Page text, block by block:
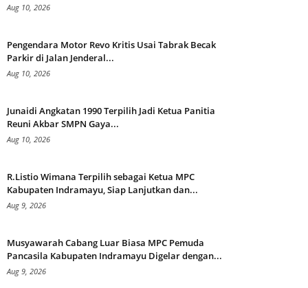
Aug 10, 2026
Pengendara Motor Revo Kritis Usai Tabrak Becak
Parkir di Jalan Jenderal...
Aug 10, 2026
Junaidi Angkatan 1990 Terpilih Jadi Ketua Panitia
Reuni Akbar SMPN Gaya...
Aug 10, 2026
R.Listio Wimana Terpilih sebagai Ketua MPC
Kabupaten Indramayu, Siap Lanjutkan dan...
Aug 9, 2026
Musyawarah Cabang Luar Biasa MPC Pemuda
Pancasila Kabupaten Indramayu Digelar dengan...
Aug 9, 2026